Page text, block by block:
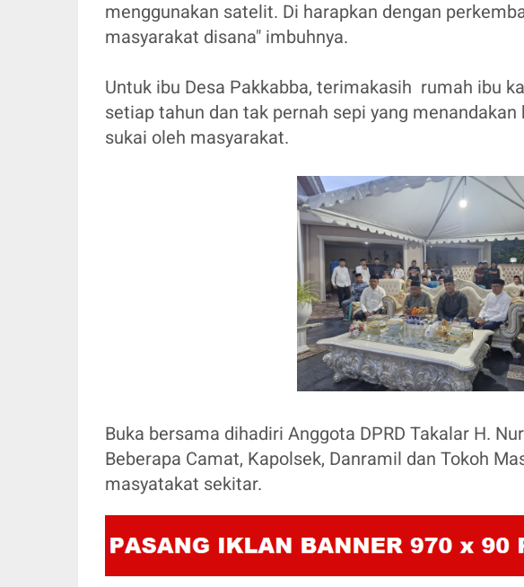
menggunakan satelit. Di harapkan dengan
masyarakat disana" imbuhnya.
Untuk ibu Desa Pakkabba, terimakasih rumah ibu
setiap tahun dan tak pernah sepi yang
sukai oleh masyarakat.
Buka bersama dihadiri Anggota DPRD Takalar H.
Beberapa Camat, Kapolsek, Danramil dan Tokoh
masyatakat sekitar.